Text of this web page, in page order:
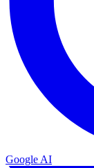
Google AI